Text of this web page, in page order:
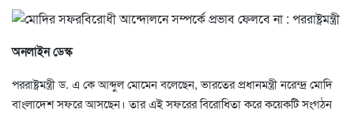
অনলাইন ডেস্ক
পররাষ্ট্রমন্ত্রী ড. এ কে আব্দুল মোমেন বলেছেন, ভারতের প্রধানমন্ত্রী নরেন্দ্র মোদি
বাংলাদেশ সফরে আসছেন। তার এই সফরের বিরোধিতা করে কয়েকটি সংগঠন